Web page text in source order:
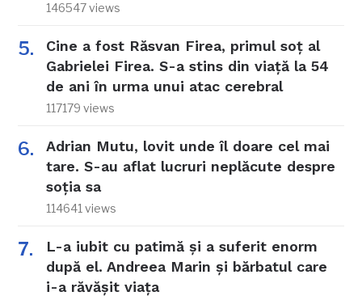
146547 views
Cine a fost Răsvan Firea, primul soț al
Gabrielei Firea. S-a stins din viață la 54
de ani în urma unui atac cerebral
117179 views
Adrian Mutu, lovit unde îl doare cel mai
tare. S-au aflat lucruri neplăcute despre
soția sa
114641 views
L-a iubit cu patimă și a suferit enorm
după el. Andreea Marin și bărbatul care
i-a răvășit viața